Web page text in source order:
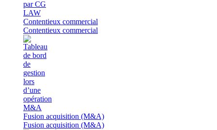
Contentieux commercial
Contentieux commercial
Fusion acquisition (M&A)
Fusion acquisition (M&A)